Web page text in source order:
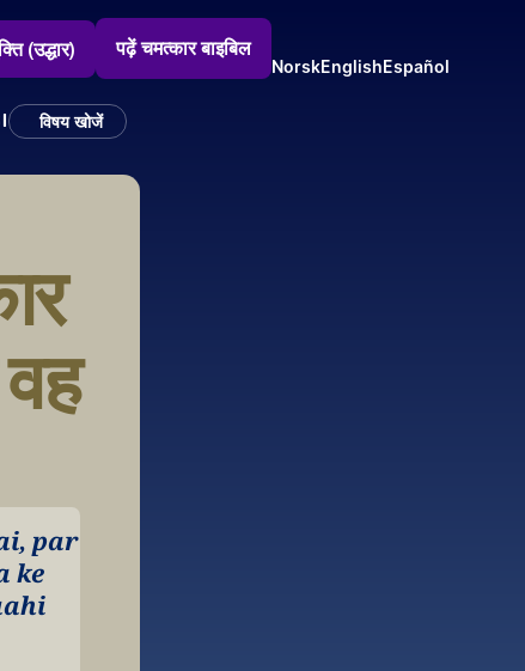
(उद्धार) पढ़ें चमत्कार बाइबिल
NorskEnglishEspañol
विषय खोजें
par
ke